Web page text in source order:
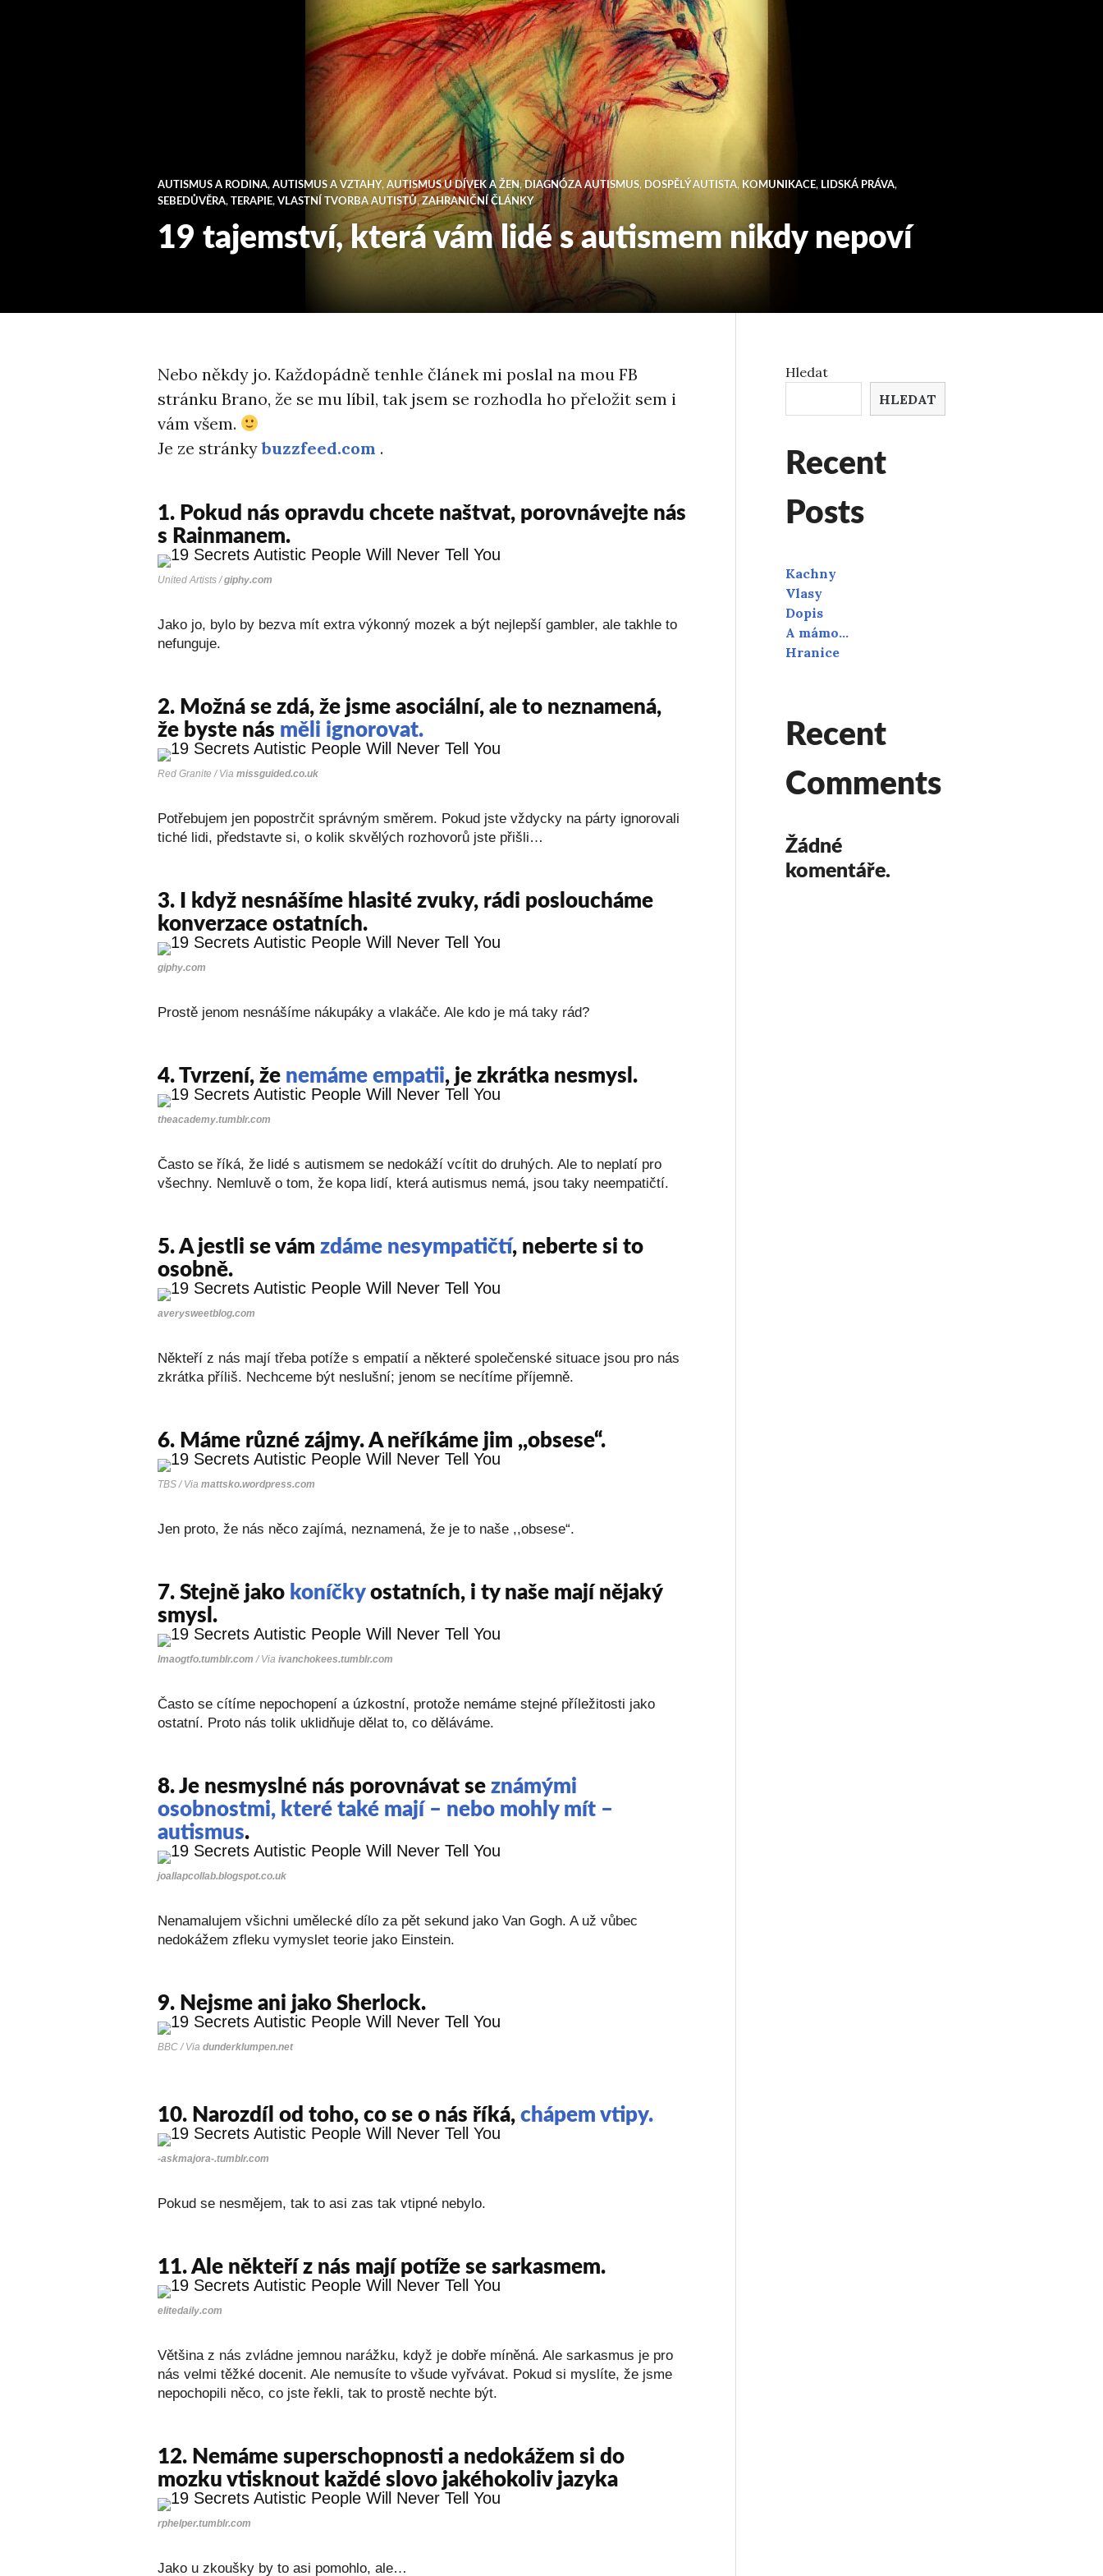
AUTISMUS A RODINA, AUTISMUS A VZTAHY, AUTISMUS U DÍVEK A ŽEN,DIAGNÓZA AUTISMUS, DOSPĚLÝ AUTISTA, KOMUNIKACE, LIDSKÁ PRÁVA,
SEBEDŮVĚRA, TERAPIE, VLASTNÍ TVORBA AUTISTŮ,ZAHRANIČNÍ ČLÁNKY
19 tajemství, která vám lidé s autismem nikdy nepoví
Nebo někdy jo. Každopádně tenhle článek mi poslal na mou FB
stránku Brano, že se mu líbil, tak jsem se rozhodla ho přeložit sem i
vám všem.
Je ze stránkybuzzfeed.com .
1. Pokud nás opravdu chcete naštvat, porovnávejte nás
s Rainmanem.
United Artists /giphy.com
Jako jo, bylo by bezva mít extra výkonný mozek a být nejlepší gambler, ale takhle to
nefunguje.
2. Možná se zdá, že jsme asociální, ale to neznamená,
že byste nás měli ignorovat.
Red Granite / Via missguided.co.uk
Potřebujem jen popostrčit správným směrem. Pokud jste vždycky na párty ignorovali
tiché lidi, představte si, o kolik skvělých rozhovorů jste přišli…
3. I když nesnášíme hlasité zvuky, rádi posloucháme
konverzace ostatních.
giphy.com
Prostě jenom nesnášíme nákupáky a vlakáče. Ale kdo je má taky rád?
4.Tvrzení, že nemáme empatii, je zkrátka nesmysl.
theacademy.tumblr.com
Často se říká, že lidé s autismem se nedokáží vcítit do druhých. Ale to neplatí pro
všechny. Nemluvě o tom, že kopa lidí, která autismus nemá, jsou taky neempatičtí.
5.A jestli se vám zdáme nesympatičtí, neberte si to
osobně.
averysweetblog.com
Někteří z nás mají třeba potíže s empatií a některé společenské situace jsou pro nás
zkrátka příliš. Nechceme být neslušní; jenom se necítíme příjemně.
6. Máme různé zájmy. A neříkáme jim ,,obsese“.
TBS / Via mattsko.wordpress.com
Jen proto, že nás něco zajímá, neznamená, že je to naše ,,obsese“.
7. Stejně jako koníčkyostatních, i ty naše mají nějaký
smysl.
lmaogtfo.tumblr.com / Via ivanchokees.tumblr.com
Často se cítíme nepochopení a úzkostní, protože nemáme stejné příležitosti jako
ostatní. Proto nás tolik uklidňuje dělat to, co děláváme.
8.Je nesmyslné nás porovnávat se známými
osobnostmi, které také mají – nebo mohly mít –
autismus.
joallapcollab.blogspot.co.uk
Nenamalujem všichni umělecké dílo za pět sekund jako Van Gogh. A už vůbec
nedokážem zfleku vymyslet teorie jako Einstein.
9. Nejsme ani jako Sherlock.
BBC / Via dunderklumpen.net
10. Narozdíl od toho, co se o nás říká, chápem vtipy.
-askmajora-.tumblr.com
Pokud se nesmějem, tak to asi zas tak vtipné nebylo.
11.Ale někteří z nás mají potíže se sarkasmem.
elitedaily.com
Většina z nás zvládne jemnou narážku, když je dobře míněná. Ale sarkasmus je pro
nás velmi těžké docenit. Ale nemusíte to všude vyřvávat. Pokud si myslíte, že jsme
nepochopili něco, co jste řekli, tak to prostě nechte být.
12. Nemáme superschopnosti a nedokážem si do
mozku vtisknout každé slovo jakéhokoliv jazyka
rphelper.tumblr.com
Jako u zkoušky by to asi pomohlo, ale…
Hledat
HLEDAT
Recent
Posts
Kachny
Vlasy
Dopis
A mámo…
Hranice
Recent
Comments
Žádné
komentáře.